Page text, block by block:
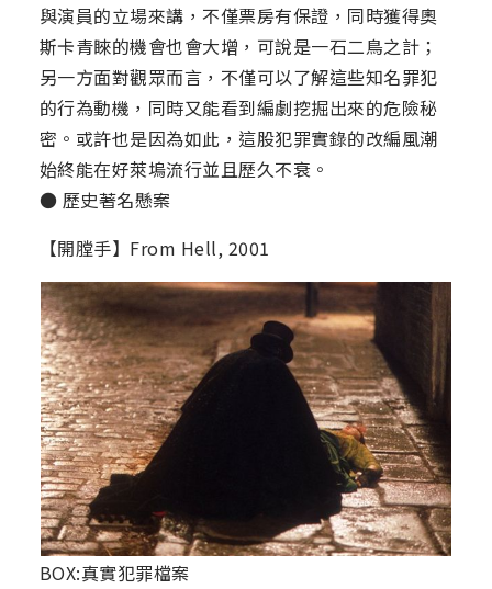
與演員的立場來講，不僅票房有保證，同時獲得奧
斯卡青睞的機會也會大增，可說是一石二鳥之計；
另一方面對觀眾而言，不僅可以了解這些知名罪犯
的行為動機，同時又能看到編劇挖掘出來的危險秘
密。或許也是因為如此，這股犯罪實錄的改編風潮
始終能在好萊塢流行並且歷久不衰。
● 歷史著名懸案
【開膛手】From Hell, 2001
BOX:真實犯罪檔案